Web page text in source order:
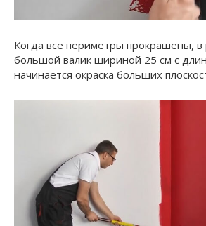
Когда все периметры прокрашены, в
большой валик шириной 25 см с
начинается окраска больших